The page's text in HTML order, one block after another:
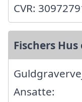
CVR:
Fischers
Ansatte: